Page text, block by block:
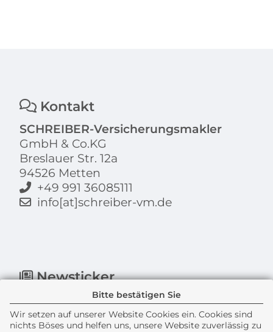
Bitte bestätigen Sie
Wir setzen auf unserer Website Cookies ein. Cookies sind
nichts Böses und helfen uns, unsere Website zuverlässig zu
Kontakt
SCHREIBER-Versicherungsmakler
GmbH & Co.KG
Breslauer Str. 12a
94526 Metten
+49 991 36085111
info[at]schreiber-vm.de
Newsticker